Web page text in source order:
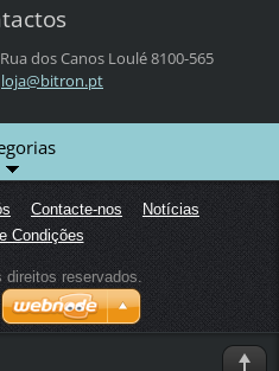
Rua dos CanosLoulé8100-565
loja@bitron.pt
Contacte-nos
Notícias
Condições
reservados.